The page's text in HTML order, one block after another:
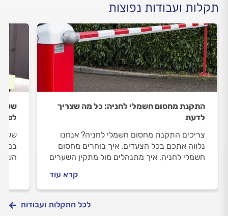
תקלות ועבודות נפוצות
התקנת מחסום חשמלי לחניה: כל מה שצריך
לדעת
צריכים התקנת מחסום חשמלי לחניה? אנחנו
נלווה אתכם בכל הצעדים. איך בוחרים מחסום
חשמלי לחניה, איך מתנהלים מול מתקין השערים
קרא עוד
שער
שער
לכל התקלות ועבודות